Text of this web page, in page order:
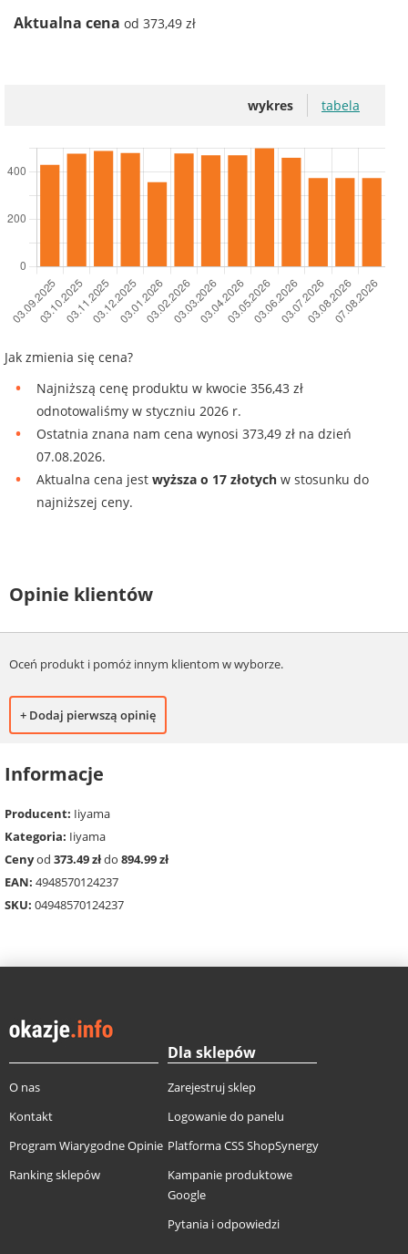
Aktualna cena od 373,49 zł
wykres tabela
Jak zmienia się cena?
Najniższą cenę produktu w kwocie 356,43 zł
odnotowaliśmy w styczniu 2026 r.
Ostatnia znana nam cena wynosi 373,49 zł na dzień
07.08.2026.
Aktualna cena jest wyższa o 17 złotych w stosunku do
najniższej ceny.
Opinie klientów
Oceń produkt i pomóż innym klientom w wyborze.
+ Dodaj pierwszą opinię
Informacje
Producent: Iiyama
Kategoria: Iiyama
Cenyod 373.49 złdo 894.99 zł
EAN: 4948570124237
SKU: 04948570124237
O nas
Kontakt
Program Wiarygodne Opinie
Ranking sklepów
Dla sklepów
Zarejestruj sklep
Logowanie do panelu
Platforma CSS ShopSynergy
Kampanie produktowe
Google
Pytania i odpowiedzi